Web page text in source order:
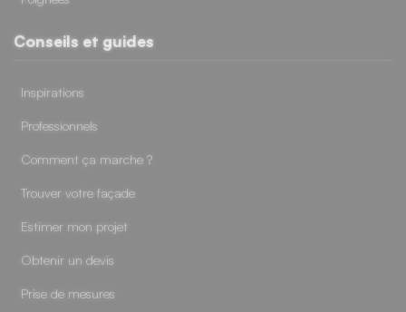
Conseils et guides
Inspirations
Professionnels
Comment ça marche ?
Trouver votre façade
Estimer mon projet
Obtenir un devis
Prise de mesures